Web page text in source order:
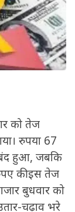
को तेज
रुपया 67
बंद हुआ, जबकि
की इस तेज
बुधवार को
चढ़ाव भरे